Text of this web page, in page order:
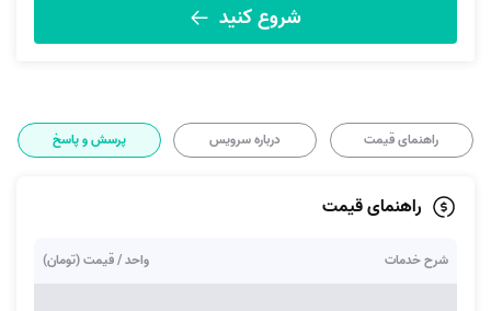
شروع کنید
راهنمای قیمت درباره سرویس پرسش و پاسخ
راهنمای قیمت
شرح خدمات واحد / قیمت (تومان)